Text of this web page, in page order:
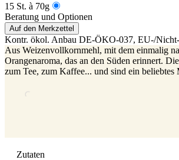
15 St. à 70g
Beratung und Optionen
Auf den Merkzettel
Kontr. ökol. Anbau DE-ÖKO-037, EU-/
Aus Weizenvollkornmehl, mit dem einmalig
Orangenaroma, das an den Süden erinnert.
zum Tee, zum Kaffee... und sind ein beliebtes
Zutaten